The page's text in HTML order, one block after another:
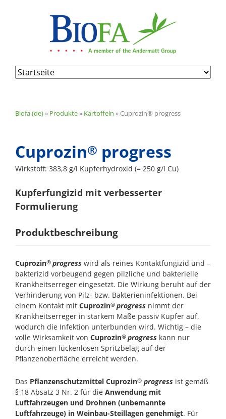
Navigation
überspringen
Biofa (de)» Produkte» Kartoffeln » Cuprozin® progress
Cuprozin® progress
Wirkstoff: 383,8 g/l Kupferhydroxid (= 250 g/l Cu)
Kupferfungizid mit verbesserter
Formulierung
Produktbeschreibung
Cuprozin® progresswird als reines Kontaktfungizid und –
bakterizid vorbeugend gegen pilzliche und bakterielle
Krankheitserreger eingesetzt. Die Wirkung beruht auf der
Verhinderung von Pilz- bzw. Bakterieninfektionen. Bei
einem Kontakt mit Cuprozin® progressnimmt der
Krankheitserreger in starkem Maße passiv Kupfer auf,
wodurch die Infektion unterbunden wird. Wichtig – die
volle Wirksamkeit von Cuprozin® progress kann nur
durch einen lückenlosen Spritzbelag auf der
Pflanzenoberfläche erreicht werden.
Das Pflanzenschutzmittel Cuprozin® progress ist gemäß
§ 18 Absatz 3 Nr. 2 für dieAnwendung mit
Luftfahrzeugen und Drohnen (unbemannte
Luftfahrzeuge) in Weinbau-Steillagen genehmigt. Für